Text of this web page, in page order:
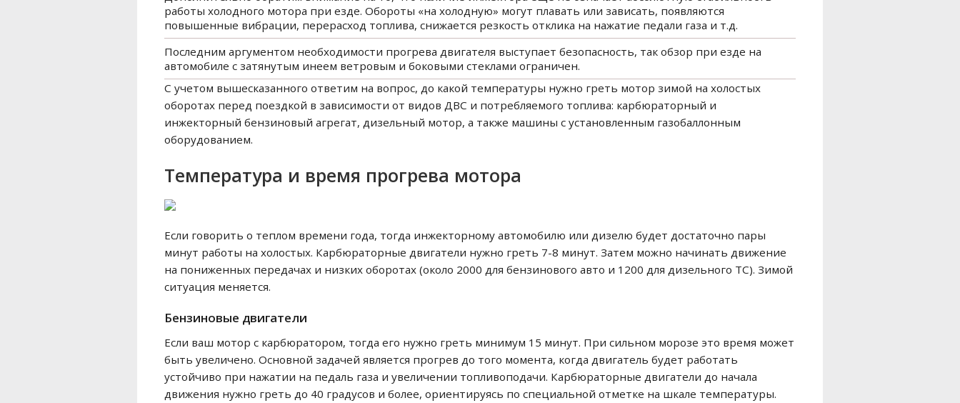
работы холодного мотора при езде. Обороты «на холодную» могут плавать или зависать, появляются
повышенные вибрации, перерасход топлива, снижается резкость отклика на нажатие педали газа и т.д.
Последним аргументом необходимости прогрева двигателя выступает безопасность, так обзор при езде на
автомобиле с затянутым инеем ветровым и боковыми стеклами ограничен.
С учетом вышесказанного ответим на вопрос, до какой температуры нужно греть мотор зимой на холостых
оборотах перед поездкой в зависимости от видов ДВС и потребляемого топлива: карбюраторный и
инжекторный бензиновый агрегат, дизельный мотор, а также машины с установленным газобаллонным
оборудованием.
Температура и время прогрева мотора
Если говорить о теплом времени года, тогда инжекторному автомобилю или дизелю будет достаточно пары
минут работы на холостых. Карбюраторные двигатели нужно греть 7-8 минут. Затем можно начинать движение
на пониженных передачах и низких оборотах (около 2000 для бензинового авто и 1200 для дизельного ТС). Зимой
ситуация меняется.
Бензиновые двигатели
Если ваш мотор с карбюратором, тогда его нужно греть минимум 15 минут. При сильном морозе это время может
быть увеличено. Основной задачей является прогрев до того момента, когда двигатель будет работать
устойчиво при нажатии на педаль газа и увеличении топливоподачи. Карбюраторные двигатели до начала
движения нужно греть до 40 градусов и более, ориентируясь по специальной отметке на шкале температуры.